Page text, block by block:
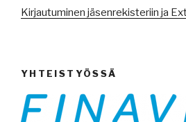
Kirjautuminen jäsenrekisteriin ja
YHTEISTYÖSSÄ